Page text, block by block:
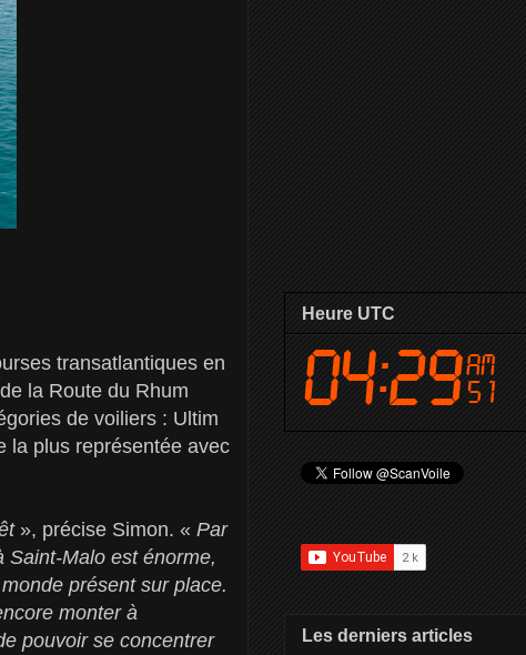
transatlantiques en
la Route du Rhum
de voiliers : Ultim
la plus représentée avec
», précise Simon. « Par
Malo est énorme,
présent sur place.
monter à
pouvoir se concentrer
Heure UTC
Les derniers articles